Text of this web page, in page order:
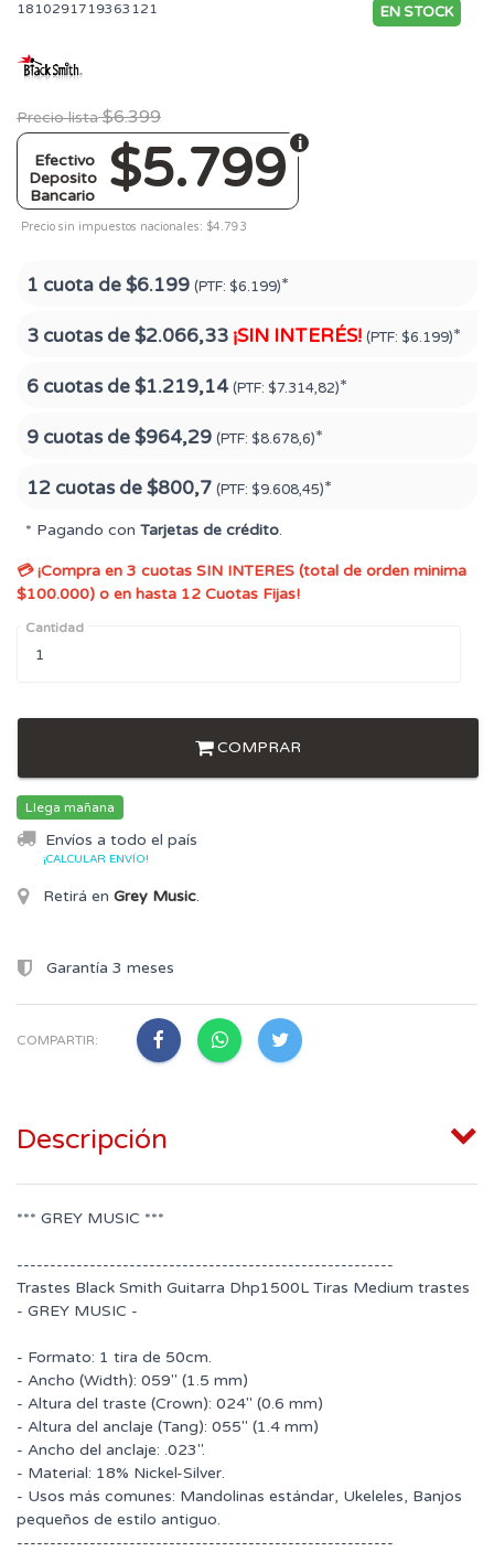
1810291719363121 EN STOCK
Precio lista $6.399
$5.799
Efectivo
Deposito
Bancario
Precio sin impuestos nacionales: $4.793
1 cuota de$6.199 (PTF: $6.199)*
3 cuotas de$2.066,33 ¡SIN INTERÉS! (PTF: $6.199)*
6 cuotas de$1.219,14 (PTF: $7.314,82)*
9 cuotas de$964,29 (PTF: $8.678,6)*
12 cuotas de$800,7 (PTF: $9.608,45)*
* Pagando con Tarjetas de crédito.
💳 ¡Compra en 3 cuotas SIN INTERES (total de orden minima
$100.000) o en hasta 12 Cuotas Fijas!
Cantidad
COMPRAR
Llega mañana
Envíos a todo el país
¡CALCULAR ENVÍO!
Retirá en Grey Music.
Garantía 3 meses
COMPARTIR:
Descripción
*** GREY MUSIC ***
---------------------------------------------------------
Trastes Black Smith Guitarra Dhp1500L Tiras Medium trastes
- GREY MUSIC -
- Formato: 1 tira de 50cm.
- Ancho (Width): 059" (1.5 mm)
- Altura del traste (Crown): 024" (0.6 mm)
- Altura del anclaje (Tang): 055" (1.4 mm)
- Ancho del anclaje: .023".
- Material: 18% Nickel-Silver.
- Usos más comunes: Mandolinas estándar, Ukeleles, Banjos
pequeños de estilo antiguo.
---------------------------------------------------------